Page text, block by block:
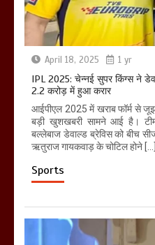
April 18, 2025 1 yr
IPL 2025: चेन्नई सुपर किंग्स ने
2.2 करोड़ में हुआ करार
आईपीएल 2025 में खराब फॉर्म से
बड़ी खुशखबरी सामने आई है।
बल्लेबाज डेवाल्ड ब्रेविस को बीच
ऋतुराज गायकवाड़ के चोटिल होने […]
Sports